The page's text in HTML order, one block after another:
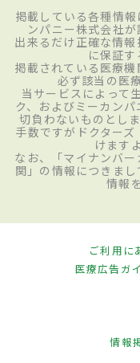
掲載している各種情
ンパニー株式会社が
出来るだけ正確な情
に保証す
掲載されている医療
必ず該当の医
当サービスによって
ク、およびミーカン
切負わないものとし
手数ですがドクター
けます
なお、「マイナンバ
関」の情報につきまし
情報
ご利用に
医療広告ガ
情報